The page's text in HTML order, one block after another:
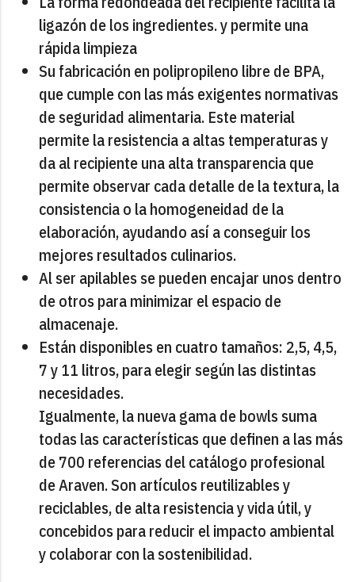
ligazón de los ingredientes. y permite una
rápida limpieza
Su fabricación en polipropileno libre de BPA,
que cumple con las más exigentes normativas
de seguridad alimentaria. Este material
permite la resistencia a altas temperaturas y
da al recipiente una alta transparencia que
permite observar cada detalle de la textura, la
consistencia o la homogeneidad de la
elaboración, ayudando así a conseguir los
mejores resultados culinarios.
Al ser apilables se pueden encajar unos dentro
de otros para minimizar el espacio de
almacenaje.
Están disponibles en cuatro tamaños: 2,5, 4,5,
7 y 11 litros, para elegir según las distintas
necesidades.
Igualmente, la nueva gama de bowls suma
todas las características que definen a las más
de 700 referencias del catálogo profesional
de Araven. Son artículos reutilizables y
reciclables, de alta resistencia y vida útil, y
concebidos para reducir el impacto ambiental
y colaborar con la sostenibilidad.